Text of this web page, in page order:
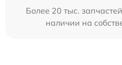
Более 20 тыс.
наличии на